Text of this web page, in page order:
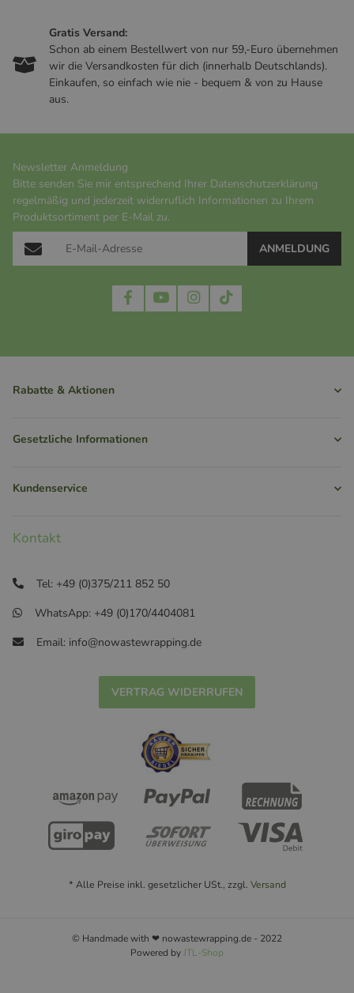
Gratis Versand:
Schon ab einem Bestellwert von nur 59,-Euro übernehmen
wir die Versandkosten für dich (innerhalb Deutschlands).
Einkaufen, so einfach wie nie - bequem & von zu Hause
aus.
Newsletter Anmeldung
Bitte senden Sie mir entsprechend Ihrer Datenschutzerklärung
regelmäßig und jederzeit widerruflich Informationen zu Ihrem
Produktsortiment per E-Mail zu.
ANMELDUNG
Rabatte & Aktionen
Gesetzliche Informationen
Kundenservice
Kontakt
Tel: +49 (0)375/211 852 50
WhatsApp: +49 (0)170/4404081
Email: info@nowastewrapping.de
VERTRAG WIDERRUFEN
* Alle Preise inkl. gesetzlicher USt., zzgl. Versand
© Handmade with ❤ nowastewrapping.de - 2022
Powered byJTL-Shop